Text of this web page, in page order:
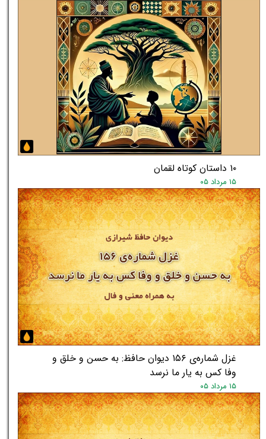
۱۰ داستان کوتاه لقمان
۱۵ مرداد ۰۵
غزل شماره‌ی ۱۵۶ دیوان حافظ: به حسن و خلق و
وفا کس به یار ما نرسد
۱۵ مرداد ۰۵